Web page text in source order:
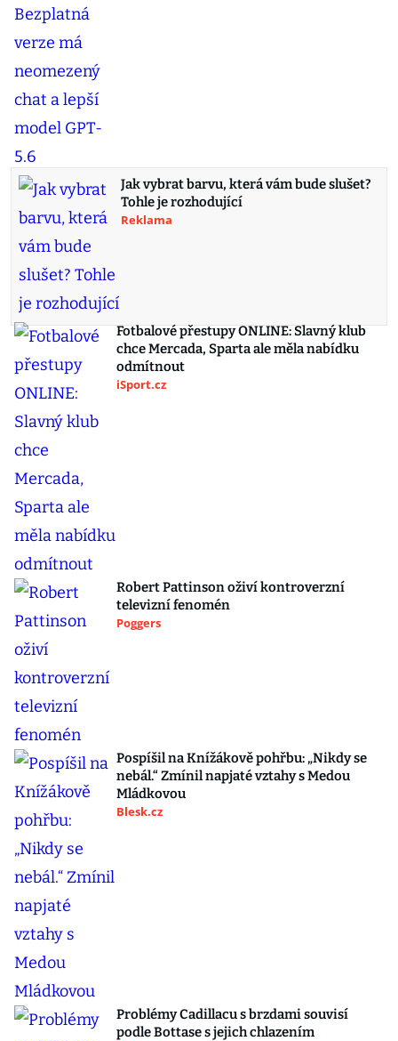
Jak vybrat barvu, která vám bude slušet?
Tohle je rozhodující
Reklama
Fotbalové přestupy ONLINE: Slavný klub
chce Mercada, Sparta ale měla nabídku
odmítnout
iSport.cz
Robert Pattinson oživí kontroverzní
televizní fenomén
Poggers
Pospíšil na Knížákově pohřbu: „Nikdy se
nebál.“ Zmínil napjaté vztahy s Medou
Mládkovou
Blesk.cz
Problémy Cadillacu s brzdami souvisí
podle Bottase s jejich chlazením